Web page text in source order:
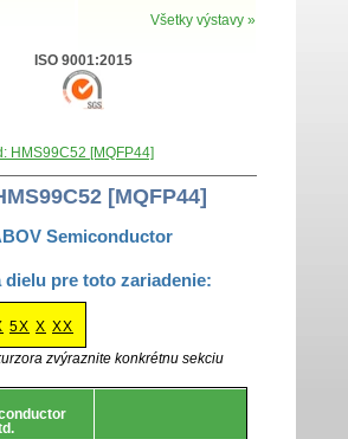
Všetky výstavy »
ISO 9001:2015
HMS99C52 [MQFP44]
[MQFP44]
Semiconductor
dielu pre toto zariadenie:
5X X XX
zvýraznite konkrétnu sekciu